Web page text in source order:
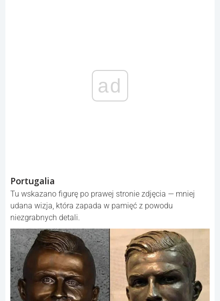
ad
Portugalia
Tu wskazano figurę po prawej stronie zdjęcia — mniej
udana wizja, która zapada w pamięć z powodu
niezgrabnych detali.